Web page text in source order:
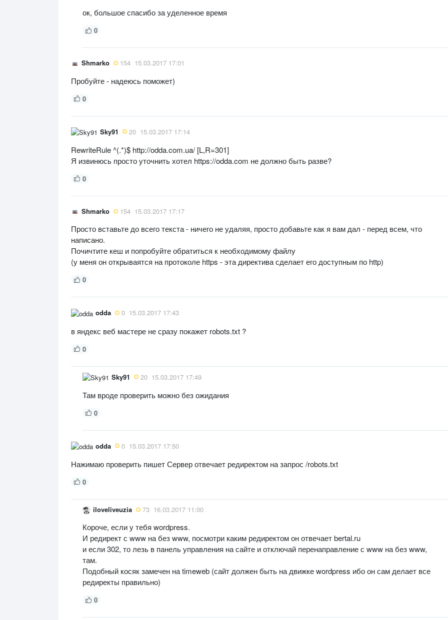
ок, большое спасибо за уделенное время
0
Shmarko 154 15.03.2017 17:01
Пробуйте - надеюсь поможет)
0
Sky91 20 15.03.2017 17:14
RewriteRule ^(.*)$ http://odda.com.ua/ [L,R=301]
Я извинюсь просто уточнить хотел https://odda.com не должно быть разве?
0
Shmarko 154 15.03.2017 17:17
Просто вставьте до всего текста - ничего не удаляя, просто добавьте как я вам дал - перед всем, что
написано.
Почичтите кеш и попробуйте обратиться к необходимому файлу
(у меня он открываятся на протоколе https - эта директива сделает его доступным по http)
0
odda 0 15.03.2017 17:43
в яндекс веб мастере не сразу покажет robots.txt ?
0
Sky91 20 15.03.2017 17:49
Там вроде проверить можно без ожидания
0
odda 0 15.03.2017 17:50
Нажимаю проверить пишет Сервер отвечает редиректом на запрос /robots.txt
0
iloveliveuzia 73 16.03.2017 11:00
Короче, если у тебя wordpress.
И редирект с www на без www, посмотри каким редиректом он отвечает bertal.ru
и если 302, то лезь в панель управления на сайте и отключай перенаправление с www на без www,
там.
Подобный косяк замечен на timeweb (сайт должен быть на движке wordpress ибо он сам делает все
редиректы правильно)
0